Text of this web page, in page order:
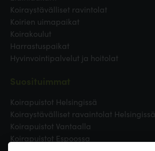
Koiraystävälliset ravintolat
Koirien uimapaikat
Koirakoulut
Harrastuspaikat
Hyvinvointipalvelut ja hoitolat
Koirapuistot Helsingissä
Koiraystävälliset ravaintolat Helsingissä
Koirapuistot Vantaalla
Koirapuistot Espoossa